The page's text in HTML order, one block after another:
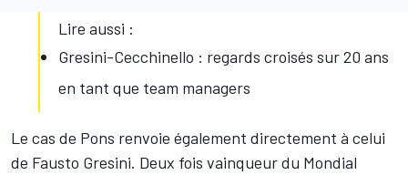
Lire aussi :
Gresini-Cecchinello : regards croisés sur 20 ans
en tant que team managers
Le cas de Pons renvoie également directement à celui
de Fausto Gresini. Deux fois vainqueur du Mondial